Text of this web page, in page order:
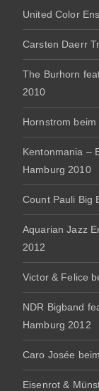
United Color
Carsten Daerr
The Burhorn
2010
Hornstrom
Kentonmania –
Hamburg 2010
Count Pauli Big
Aquarian Jazz
2012
Victor & Felice
NDR Bigband
Hamburg 2012
Caro Josée
Eisenrot &